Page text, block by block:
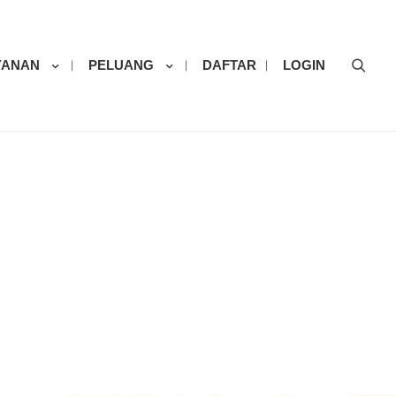
PELUANG DAFTAR LOGIN